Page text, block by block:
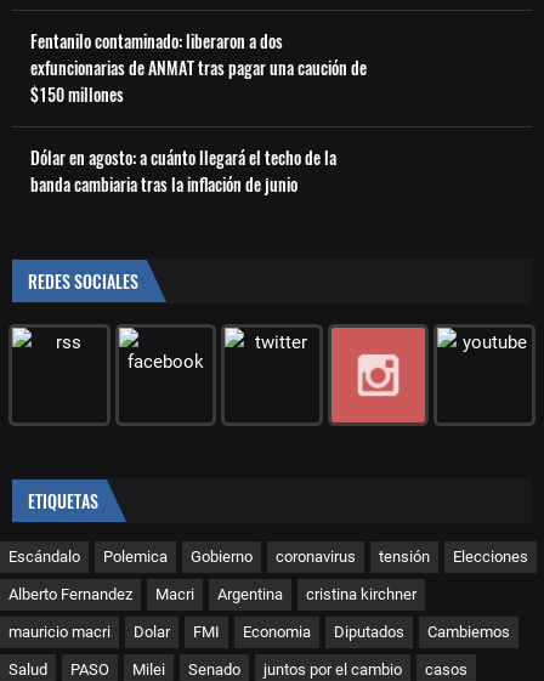
Fentanilo contaminado: liberaron a dos
exfuncionarias de ANMAT tras pagar una caución de
$150 millones
Dólar en agosto: a cuánto llegará el techo de la
banda cambiaria tras la inflación de junio
REDES SOCIALES
ETIQUETAS
Escándalo Polemica Gobierno coronavirus tensión Elecciones
Alberto Fernandez Macri Argentina cristina kirchner
mauricio macri Dolar FMI Economia Diputados Cambiemos
Salud PASO Milei Senado juntos por el cambio casos